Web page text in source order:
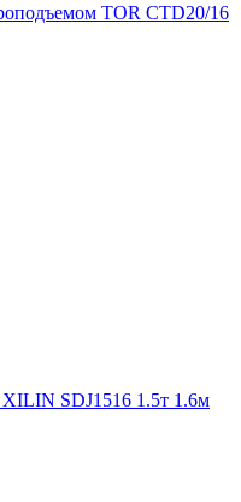
TOR CTD20/16
SDJ1516 1.5т 1.6м